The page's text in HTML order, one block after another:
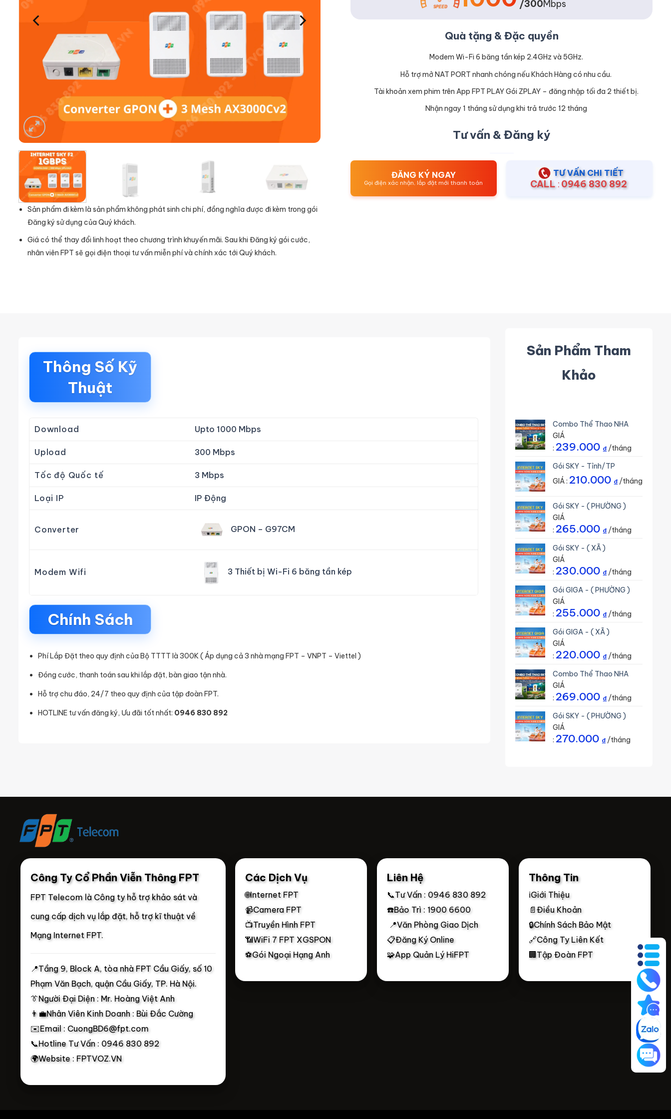
Sản phẩm đi kèm là sản phẩm không phát sinh chi phí, đồng nghĩa được đi kèm trong gói
Đăng ký sử dụng của Quý khách.
Giá có thể thay đổi linh hoạt theo chương trình khuyến mãi. Sau khi Đăng ký gói cước,
nhân viên FPT sẽ gọi điện thoại tư vấn miễn phí và chính xác tới Quý khách.
/300Mbps
Quà tặng & Đặc quyền
Modem Wi-Fi 6 băng tần kép 2.4GHz và 5GHz.
Hỗ trợ mở NAT PORT nhanh chóng nếu Khách Hàng có nhu cầu.
Tài khoản xem phim trên App FPT PLAY Gói ZPLAY – đăng nhập tối đa 2 thiết bị.
Nhận ngay 1 tháng sử dụng khi trả trước 12 tháng
Tư vấn & Đăng ký
ĐĂNG KÝ NGAY
Gọi điện xác nhận, lắp đặt mới thanh toán
TƯ VẤN CHI TIẾT
CALL : 0946 830 892
Thông Số Kỹ
Thuật
Download Upto 1000 Mbps
Upload 300 Mbps
Tốc độ Quốc tế 3 Mbps
Loại IP IP Động
Converter GPON – G97CM
Modem Wifi 3 Thiết bị Wi-Fi 6 băng tần kép
Chính Sách
Phí Lắp Đặt theo quy định của Bộ TTTT là 300K ( Áp dụng cả 3 nhà mạng FPT – VNPT – Viettel )
Đóng cước, thanh toán sau khi lắp đặt, bàn giao tận nhà.
Hỗ trợ chu đáo, 24/7 theo quy định của tập đoàn FPT.
HOTLINE tư vấn đăng ký, Ưu đãi tốt nhất: 0946 830 892
Sản Phẩm Tham
Khảo
Combo Thể Thao NHA
GIÁ
: 239.000 ₫/tháng
Gói SKY - Tỉnh/TP
GIÁ : 210.000 ₫/tháng
Gói SKY - ( PHƯỜNG )
GIÁ
: 265.000 ₫/tháng
Gói SKY - ( XÃ )
GIÁ
: 230.000 ₫/tháng
Gói GIGA - ( PHƯỜNG )
GIÁ
: 255.000 ₫/tháng
Gói GIGA - ( XÃ )
GIÁ
: 220.000 ₫/tháng
Combo Thể Thao NHA
GIÁ
: 269.000 ₫/tháng
Gói SKY - ( PHƯỜNG )
GIÁ
: 270.000 ₫/tháng
Công Ty Cổ Phần Viễn Thông FPT
FPT Telecom là Công ty hỗ trợ khảo sát và
cung cấp dịch vụ lắp đặt, hỗ trợ kĩ thuật về
Mạng Internet FPT.
📍Tầng 9, Block A, tòa nhà FPT Cầu Giấy, số 10
Phạm Văn Bạch, quận Cầu Giấy, TP. Hà Nội.
👔Người Đại Diện : Mr. Hoàng Việt Anh
👨‍💼Nhân Viên Kinh Doanh : Bùi Đắc Cường
✉️Email : CuongBD6@fpt.com
📞Hotline Tư Vấn : 0946 830 892
🌍Website : FPTVOZ.VN
Các Dịch Vụ
🌐Internet FPT
📹Camera FPT
📺Truyền Hình FPT
📶WiFi 7 FPT XGSPON
⚽Gói Ngoại Hạng Anh
Liên Hệ
📞Tư Vấn : 0946 830 892
☎️Bảo Trì : 1900 6600
📍Văn Phòng Giao Dịch
📋Đăng Ký Online
🧩App Quản Lý HiFPT
Thông Tin
ℹ️Giới Thiệu
📄Điều Khoản
🔒Chính Sách Bảo Mật
🔗Công Ty Liên Kết
🏢Tập Đoàn FPT